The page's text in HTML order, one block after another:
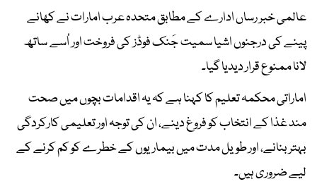
عالمی خبر رساں ادارے کے مطابق متحدہ عرب امارات نے کھانے
پینے کی درجنوں اشیا سمیت جَنک فوڈز کی فروخت اور اُسے ساتھ
لانا ممنوع قرار دیدیا گیا۔
اماراتی محکمہ تعلیم کا کہنا ہے کہ یہ اقدامات بچوں میں صحت
مند غذا کے انتخاب کو فروغ دینے، ان کی توجہ اور تعلیمی کارکردگی
بہتر بنانے، اور طویل مدت میں بیماریوں کے خطرے کو کم کرنے کے
لیے ضروری ہیں۔